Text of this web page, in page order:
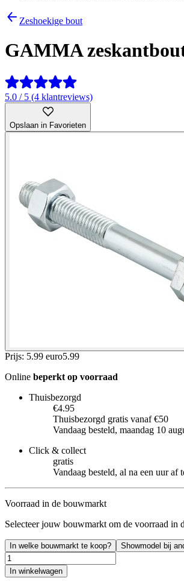
Zeshoekige bout
GAMMA
5.0 / 5 (4 klantreviews)
Opslaan in Favorieten
Prijs: 5.99 euro5.99
Online beperkt op voorraad
Thuisbezorgd
€4.95
Thuisbezorgd gratis vanaf €50
Vandaag besteld, maandag 10
Click & collect
gratis
Vandaag besteld, al na een uur
Voorraad in de bouwmarkt
Selecteer jouw bouwmarkt om de voorraad in
In welke bouwmarkt te koop? Showmodel bij
In winkelwagen